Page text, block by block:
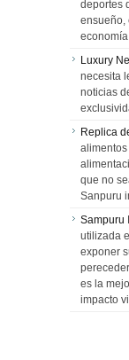
deportes
ensueño,
Luxury
necesita
noticias
Replica
que no
Sanpuru
Sampuru
utilizada
exponer
es la
impacto